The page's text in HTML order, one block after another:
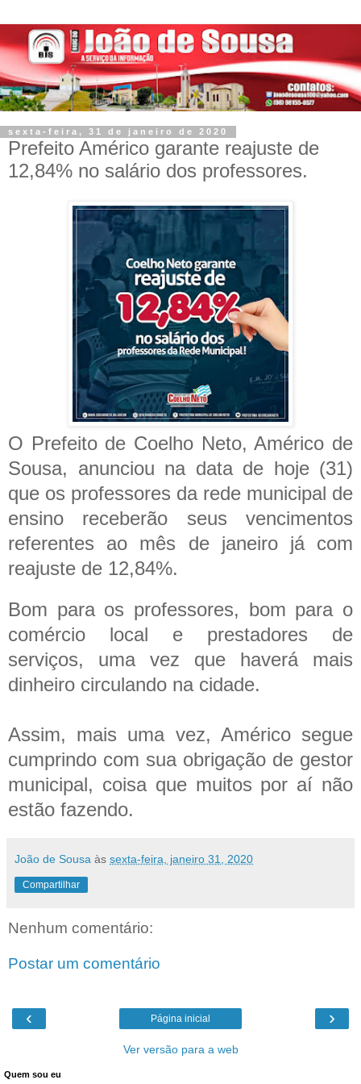
sexta-feira, 31 de janeiro de 2020
Prefeito Américo garante reajuste de
12,84% no salário dos professores.
O Prefeito de Coelho Neto, Américo de
Sousa, anunciou na data de hoje (31)
que os professores da rede municipal de
ensino receberão seus vencimentos
referentes ao mês de janeiro já com
reajuste de 12,84%.
Bom para os professores, bom para o
comércio local e prestadores de
serviços, uma vez que haverá mais
dinheiro circulando na cidade.
Assim, mais uma vez, Américo segue
cumprindo com sua obrigação de gestor
municipal, coisa que muitos por aí não
estão fazendo.
João de Sousa às sexta-feira, janeiro 31, 2020
Compartilhar
Nenhum comentário:
Postar um comentário
‹ ›
Página inicial
Ver versão para a web
Quem sou eu